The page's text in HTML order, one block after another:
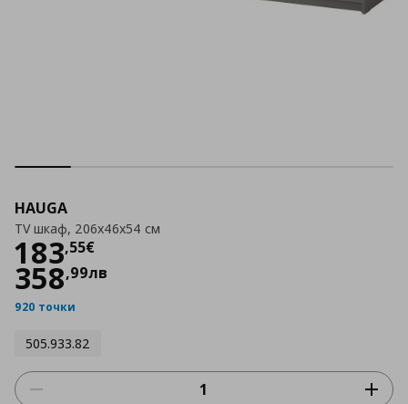
HAUGA
TV шкаф, 206x46x54 см
183,55€
Цена
358,99лв
920 точки
505.933.82